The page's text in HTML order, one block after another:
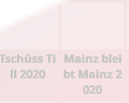
Tschüss Ti
ll 2020
Mainz blei
bt Mainz 2
020